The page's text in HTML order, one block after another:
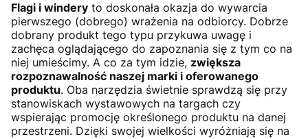
Flagi i windery to doskonała okazja do wywarcia
pierwszego (dobrego) wrażenia na odbiorcy. Dobrze
dobrany produkt tego typu przykuwa uwagę i
zachęca oglądającego do zapoznania się z tym co na
niej umieścimy. A co za tym idzie, zwiększa
rozpoznawalność naszej marki i oferowanego
produktu. Oba narzędzia świetnie sprawdzą się przy
stanowiskach wystawowych na targach czy
wspierając promocję określonego produktu na danej
przestrzeni. Dzięki swojej wielkości wyróżniają się na